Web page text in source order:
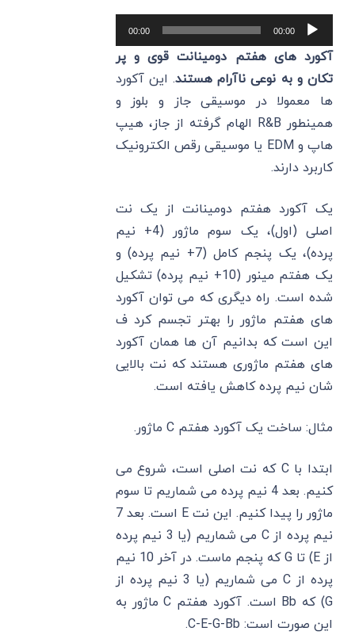
پخش‌کننده
صوت
00:00
00:00
آکورد های هفتم دومینانت قوی و پر
تکان و به نوعی ناآرام هستند. این آکورد
ها معمولا در موسیقی جاز و بلوز و
همینطور R&B الهام گرفته از جاز، هیپ
هاپ و EDM یا موسیقی رقص الکترونیک
کاربرد دارند.
یک آکورد هفتم دومینانت از یک نت
اصلی (اول)، یک سوم ماژور (4+ نیم
پرده)، یک پنجم کامل (7+ نیم پرده) و
یک هفتم مینور (10+ نیم پرده) تشکیل
شده است. راه دیگری که می‌ توان آکورد
های هفتم ماژور را بهتر تجسم کرد ف
این است که بدانیم آن ها همان آکورد
های هفتم ماژوری هستند که نت بالایی
شان نیم پرده کاهش یافته است.
مثال: ساخت یک آکورد هفتم C ماژور.
ابتدا با C‌ که نت اصلی است، شروع می
‌کنیم. بعد 4 نیم پرده می ‌شماریم تا سوم
ماژور را پیدا کنیم. این نت E‌ است. بعد 7
نیم پرده از C می ‌شماریم (یا 3 نیم پرده
از E) تا G که پنجم ماست. در آخر 10 نیم
پرده از C می ‌شماریم (یا 3 نیم پرده از
G) که Bb است. آکورد هفتم C‌ ماژور به
این صورت است: C-E-G-Bb.